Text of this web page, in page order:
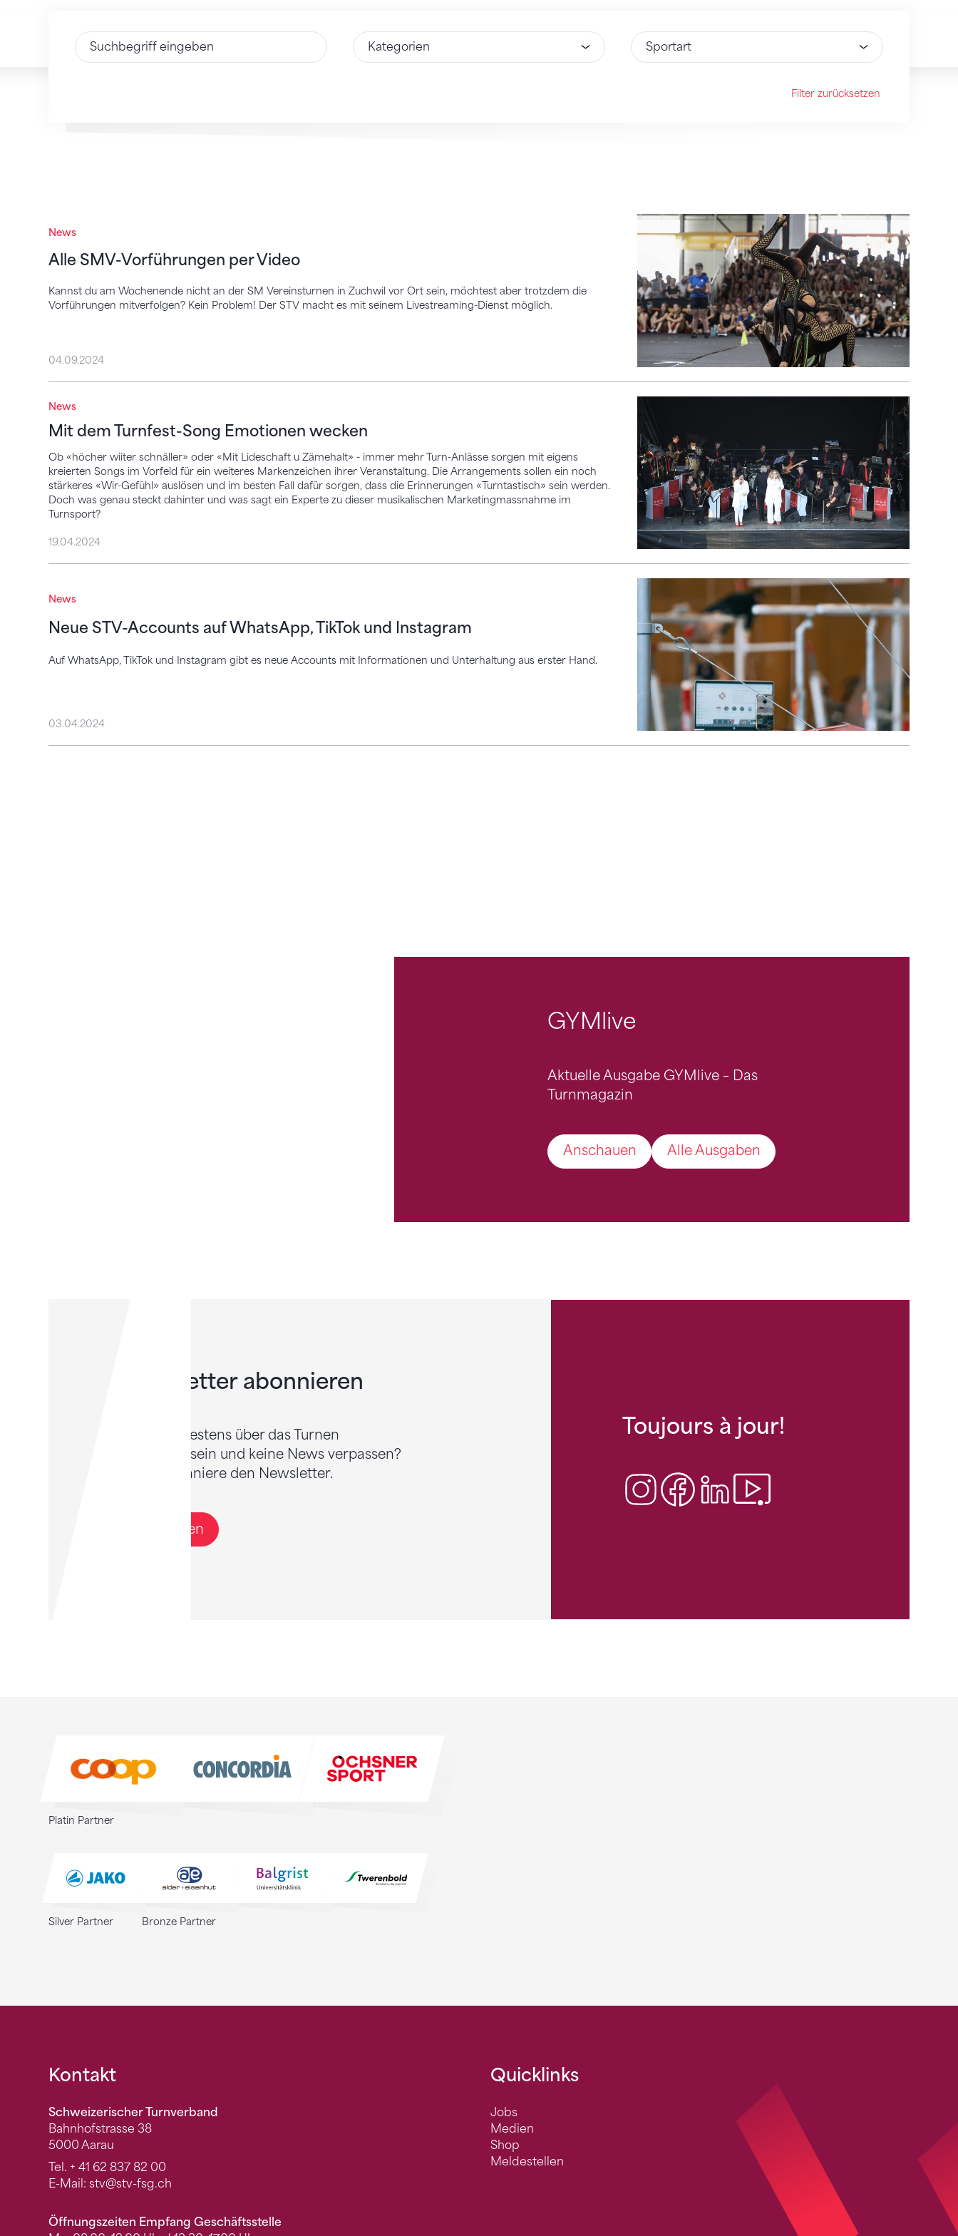
Text eingeben Wähle Option Wähle Option
Filter zurücksetzen
News
Alle SMV-Vorführungen per Video
Kannst du am Wochenende nicht an der SM Vereinsturnen in Zuchwil vor Ort sein, möchtest aber trotzdem die
Vorführungen mitverfolgen? Kein Problem! Der STV macht es mit seinem Livestreaming-Dienst möglich.
04.09.2024
News
Mit dem Turnfest-Song Emotionen wecken
Ob «höcher wiiter schnäller» oder «Mit Lideschaft u Zämehalt» - immer mehr Turn-Anlässe sorgen mit eigens
kreierten Songs im Vorfeld für ein weiteres Markenzeichen ihrer Veranstaltung. Die Arrangements sollen ein noch
stärkeres «Wir-Gefühl» auslösen und im besten Fall dafür sorgen, dass die Erinnerungen «Turntastisch» sein werden.
Doch was genau steckt dahinter und was sagt ein Experte zu dieser musikalischen Marketingmassnahme im
Turnsport?
Mit dem Turnfest-Song Emotionen wecken
19.04.2024
News
Neue STV-Accounts auf WhatsApp, TikTok und Instagram
Auf WhatsApp, TikTok und Instagram gibt es neue Accounts mit Informationen und Unterhaltung aus erster Hand.
03.04.2024
GYMlive
Aktuelle Ausgabe GYMlive – Das
Turnmagazin
Anschauen Alle Ausgaben
Newsletter abonnieren
Willst du bestens über das Turnen
informiert sein und keine News verpassen?
Dann abonniere den Newsletter.
Anmelden
Toujours à jour!
Platin Partner
Silver Partner Bronze Partner
Fusszeile
Kontakt
Schweizerischer Turnverband
Bahnhofstrasse 38
5000 Aarau
Tel. + 41 62 837 82 00
E-Mail: stv@stv-fsg.ch
Öffnungszeiten Empfang Geschäftsstelle
Quicklinks
Jobs
Medien
Shop
Meldestellen